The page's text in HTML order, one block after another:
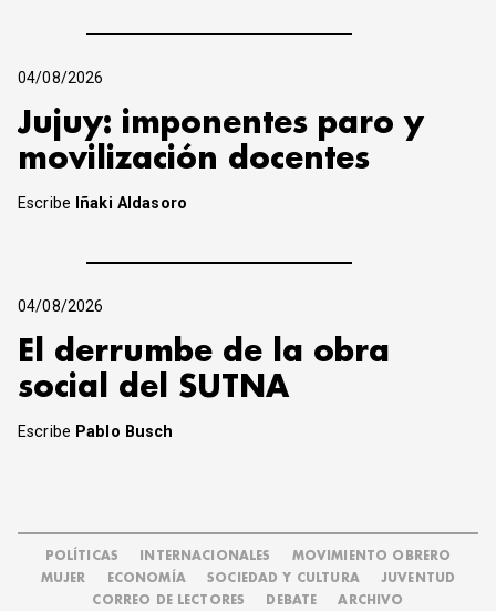
04/08/2026
Jujuy: imponentes paro y
movilización docentes
Escribe Iñaki Aldasoro
04/08/2026
El derrumbe de la obra
social del SUTNA
Escribe Pablo Busch
POLÍTICAS INTERNACIONALES
MOVIMIENTO OBRERO
MUJER
ECONOMÍA SOCIEDAD Y CULTURA
JUVENTUD
CORREO DE LECTORES
DEBATE ARCHIVO